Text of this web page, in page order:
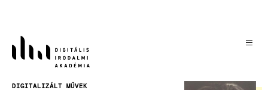
DIGITALIZÁLT MŰVEK